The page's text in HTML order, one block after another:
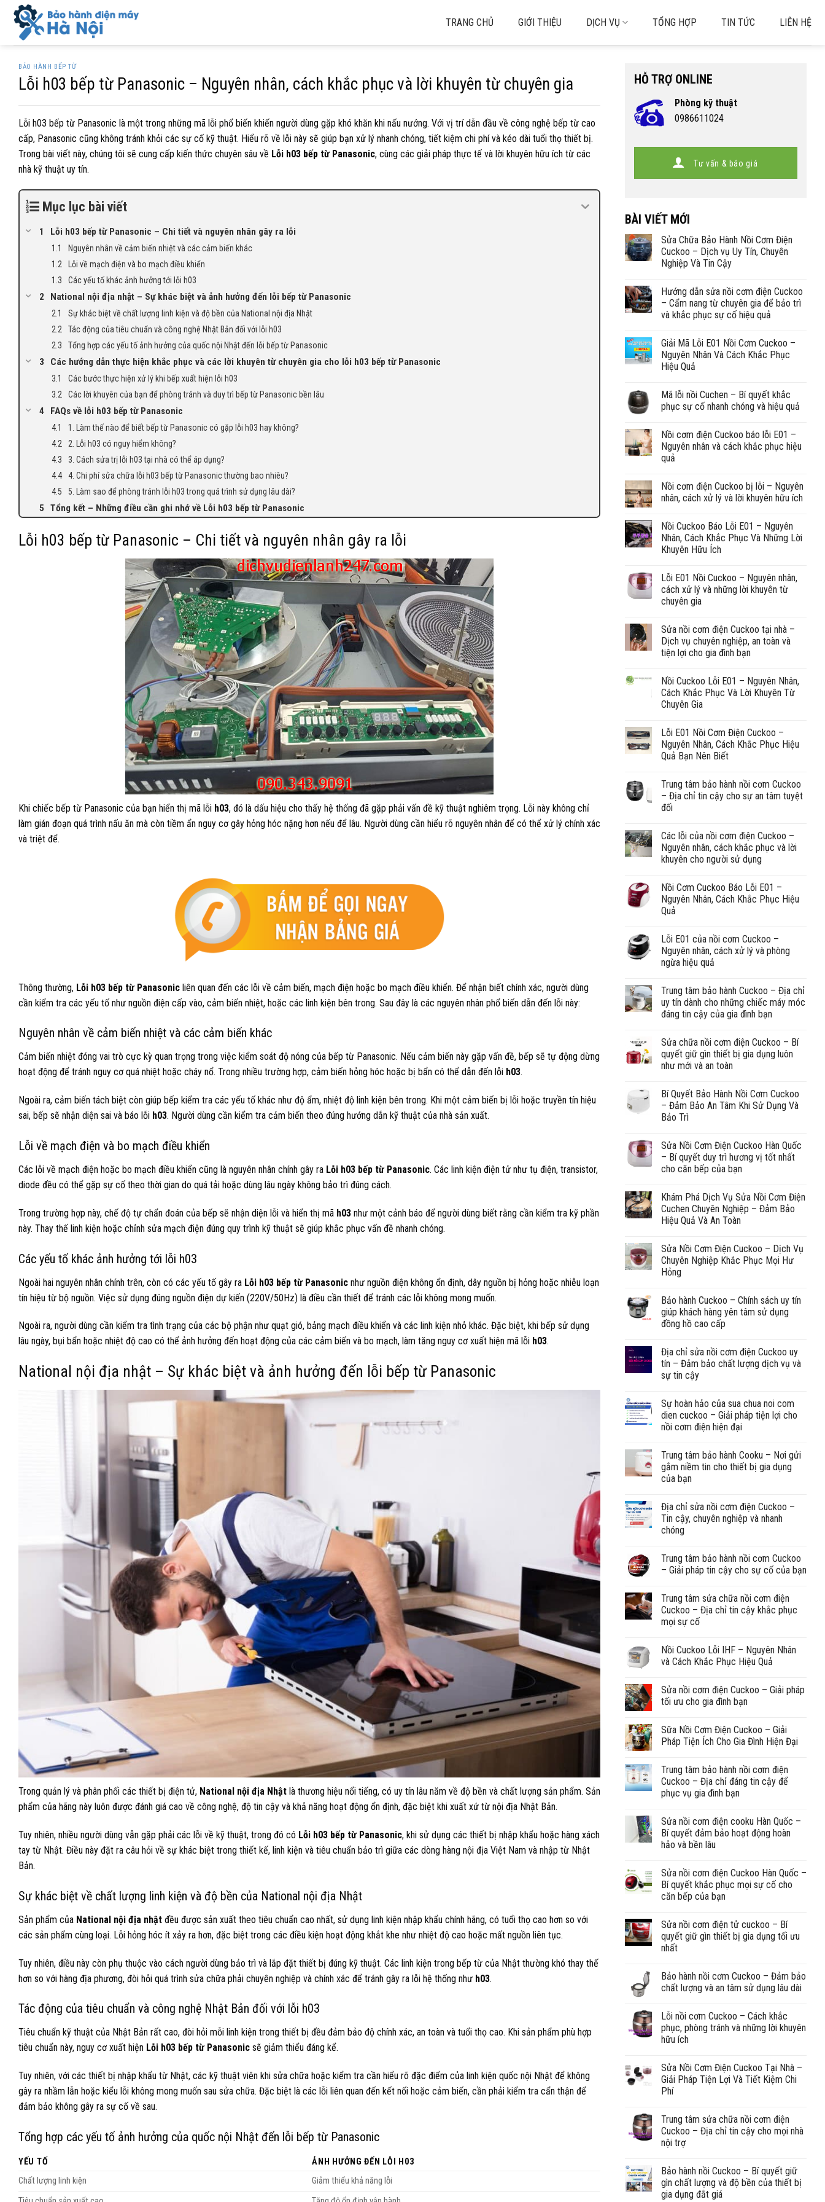
Skip
content
TRANG CHỦ GIỚI THIỆU DỊCH VỤ TỔNG HỢP TIN TỨC LIÊN HỆ
BẢO HÀNH BẾP TỪ
Lỗi h03 bếp từ Panasonic – Nguyên nhân, cách khắc phục và lời khuyên từ chuyên gia
Lỗi h03 bếp từ Panasonic là một trong những mã lỗi phổ biến khiến người dùng gặp khó khăn khi nấu nướng. Với vị trí dẫn đầu về công nghệ bếp từ cao
cấp, Panasonic cũng không tránh khỏi các sự cố kỹ thuật. Hiểu rõ về lỗi này sẽ giúp bạn xử lý nhanh chóng, tiết kiệm chi phí và kéo dài tuổi thọ thiết bị.
Trong bài viết này, chúng tôi sẽ cung cấp kiến thức chuyên sâu về Lỗi h03 bếp từ Panasonic, cùng các giải pháp thực tế và lời khuyên hữu ích từ các
nhà kỹ thuật uy tín.
Mục lục bài viết
Lỗi h03 bếp từ Panasonic – Chi tiết và nguyên nhân gây ra lỗi
Nguyên nhân về cảm biến nhiệt và các cảm biến khác
Lỗi về mạch điện và bo mạch điều khiển
Các yếu tố khác ảnh hưởng tới lỗi h03
National nội địa nhật – Sự khác biệt và ảnh hưởng đến lỗi bếp từ Panasonic
Sự khác biệt về chất lượng linh kiện và độ bền của National nội địa Nhật
Tác động của tiêu chuẩn và công nghệ Nhật Bản đối với lỗi h03
Tổng hợp các yếu tố ảnh hưởng của quốc nội Nhật đến lỗi bếp từ Panasonic
Các hướng dẫn thực hiện khắc phục và các lời khuyên từ chuyên gia cho lỗi h03 bếp từ Panasonic
Các bước thực hiện xử lý khi bếp xuất hiện lỗi h03
Các lời khuyên của bạn để phòng tránh và duy trì bếp từ Panasonic bền lâu
FAQs về lỗi h03 bếp từ Panasonic
1. Làm thế nào để biết bếp từ Panasonic có gặp lỗi h03 hay không?
2. Lỗi h03 có nguy hiểm không?
3. Cách sửa trị lỗi h03 tại nhà có thể áp dụng?
4. Chi phí sửa chữa lỗi h03 bếp từ Panasonic thường bao nhiêu?
5. Làm sao để phòng tránh lỗi h03 trong quá trình sử dụng lâu dài?
Tổng kết – Những điều cần ghi nhớ về Lỗi h03 bếp từ Panasonic
Lỗi h03 bếp từ Panasonic – Chi tiết và nguyên nhân gây ra lỗi
Khi chiếc bếp từ Panasonic của bạn hiển thị mã lỗi h03, đó là dấu hiệu cho thấy hệ thống đã gặp phải vấn đề kỹ thuật nghiêm trọng. Lỗi này không chỉ
làm gián đoạn quá trình nấu ăn mà còn tiềm ẩn nguy cơ gây hỏng hóc nặng hơn nếu để lâu. Người dùng cần hiểu rõ nguyên nhân để có thể xử lý chính xác
và triệt để.
Thông thường, Lỗi h03 bếp từ Panasonic liên quan đến các lỗi về cảm biến, mạch điện hoặc bo mạch điều khiển. Để nhận biết chính xác, người dùng
cần kiểm tra các yếu tố như nguồn điện cấp vào, cảm biến nhiệt, hoặc các linh kiện bên trong. Sau đây là các nguyên nhân phổ biến dẫn đến lỗi này:
Nguyên nhân về cảm biến nhiệt và các cảm biến khác
Cảm biến nhiệt đóng vai trò cực kỳ quan trọng trong việc kiểm soát độ nóng của bếp từ Panasonic. Nếu cảm biến này gặp vấn đề, bếp sẽ tự động dừng
hoạt động để tránh nguy cơ quá nhiệt hoặc cháy nổ. Trong nhiều trường hợp, cảm biến hỏng hóc hoặc bị bẩn có thể dẫn đến lỗi h03.
Ngoài ra, cảm biến tách biệt còn giúp bếp kiểm tra các yếu tố khác như độ ẩm, nhiệt độ linh kiện bên trong. Khi một cảm biến bị lỗi hoặc truyền tín hiệu
sai, bếp sẽ nhận diện sai và báo lỗi h03. Người dùng cần kiểm tra cảm biến theo đúng hướng dẫn kỹ thuật của nhà sản xuất.
Lỗi về mạch điện và bo mạch điều khiển
Các lỗi về mạch điện hoặc bo mạch điều khiển cũng là nguyên nhân chính gây ra Lỗi h03 bếp từ Panasonic. Các linh kiện điện tử như tụ điện, transistor,
diode đều có thể gặp sự cố theo thời gian do quá tải hoặc dùng lâu ngày không bảo trì đúng cách.
Trong trường hợp này, chế độ tự chẩn đoán của bếp sẽ nhận diện lỗi và hiển thị mã h03 như một cảnh báo để người dùng biết rằng cần kiểm tra kỹ phần
này. Thay thế linh kiện hoặc chỉnh sửa mạch điện đúng quy trình kỹ thuật sẽ giúp khắc phục vấn đề nhanh chóng.
Các yếu tố khác ảnh hưởng tới lỗi h03
Ngoài hai nguyên nhân chính trên, còn có các yếu tố gây ra Lỗi h03 bếp từ Panasonic như nguồn điện không ổn định, dây nguồn bị hỏng hoặc nhiễu loạn
tín hiệu từ bộ nguồn. Việc sử dụng đúng nguồn điện dự kiến (220V/50Hz) là điều cần thiết để tránh các lỗi không mong muốn.
Ngoài ra, người dùng cần kiểm tra tình trạng của các bộ phận như quạt gió, bảng mạch điều khiển và các linh kiện nhỏ khác. Đặc biệt, khi bếp sử dụng
lâu ngày, bụi bẩn hoặc nhiệt độ cao có thể ảnh hưởng đến hoạt động của các cảm biến và bo mạch, làm tăng nguy cơ xuất hiện mã lỗi h03.
National nội địa nhật – Sự khác biệt và ảnh hưởng đến lỗi bếp từ Panasonic
Trong quản lý và phân phối các thiết bị điện tử, National nội địa Nhật là thương hiệu nổi tiếng, có uy tín lâu năm về độ bền và chất lượng sản phẩm. Sản
phẩm của hãng này luôn được đánh giá cao về công nghệ, độ tin cậy và khả năng hoạt động ổn định, đặc biệt khi xuất xứ từ nội địa Nhật Bản.
Tuy nhiên, nhiều người dùng vẫn gặp phải các lỗi về kỹ thuật, trong đó có Lỗi h03 bếp từ Panasonic, khi sử dụng các thiết bị nhập khẩu hoặc hàng xách
tay từ Nhật. Điều này đặt ra câu hỏi về sự khác biệt trong thiết kế, linh kiện và tiêu chuẩn bảo trì giữa các dòng hàng nội địa Việt Nam và nhập từ Nhật
Bản.
Sự khác biệt về chất lượng linh kiện và độ bền của National nội địa Nhật
Sản phẩm của National nội địa nhật đều được sản xuất theo tiêu chuẩn cao nhất, sử dụng linh kiện nhập khẩu chính hãng, có tuổi thọ cao hơn so với
các sản phẩm cùng loại. Lỗi hỏng hóc ít xảy ra hơn, đặc biệt trong các điều kiện hoạt động khắt khe như nhiệt độ cao hoặc mất nguồn liên tục.
Tuy nhiên, điều này còn phụ thuộc vào cách người dùng bảo trì và lắp đặt thiết bị đúng kỹ thuật. Các linh kiện trong bếp từ của Nhật thường khó thay thế
hơn so với hàng địa phương, đòi hỏi quá trình sửa chữa phải chuyên nghiệp và chính xác để tránh gây ra lỗi hệ thống như h03.
Tác động của tiêu chuẩn và công nghệ Nhật Bản đối với lỗi h03
Tiêu chuẩn kỹ thuật của Nhật Bản rất cao, đòi hỏi mỗi linh kiện trong thiết bị đều đảm bảo độ chính xác, an toàn và tuổi thọ cao. Khi sản phẩm phù hợp
tiêu chuẩn này, nguy cơ xuất hiện Lỗi h03 bếp từ Panasonic sẽ giảm thiểu đáng kể.
Tuy nhiên, với các thiết bị nhập khẩu từ Nhật, các kỹ thuật viên khi sửa chữa hoặc kiểm tra cần hiểu rõ đặc điểm của linh kiện quốc nội Nhật để không
gây ra nhầm lẫn hoặc kiểu lỗi không mong muốn sau sửa chữa. Đặc biệt là các lỗi liên quan đến kết nối hoặc cảm biến, cần phải kiểm tra cẩn thận để
đảm bảo không gây ra sự cố về sau.
Tổng hợp các yếu tố ảnh hưởng của quốc nội Nhật đến lỗi bếp từ Panasonic
YẾU TỐ ẢNH HƯỞNG ĐẾN LỖI H03
Chất lượng linh kiện
Giảm thiểu khả năng lỗi
HỖ TRỢ ONLINE
Phòng kỹ thuật
0986611024
Tư vấn & báo giá
BÀI VIẾT MỚI
Sửa Chữa Bảo Hành Nồi Cơm Điện
Cuckoo – Dịch vụ Uy Tín, Chuyên
Nghiệp Và Tin Cậy
Hướng dẫn sửa nồi cơm điện Cuckoo
– Cẩm nang từ chuyên gia để bảo trì
và khắc phục sự cố hiệu quả
Giải Mã Lỗi E01 Nồi Cơm Cuckoo –
Nguyên Nhân Và Cách Khắc Phục
Hiệu Quả
Mã lỗi nồi Cuchen – Bí quyết khắc
phục sự cố nhanh chóng và hiệu quả
Nồi cơm điện Cuckoo báo lỗi E01 –
Nguyên nhân và cách khắc phục hiệu
quả
Nồi cơm điện Cuckoo bị lỗi – Nguyên
nhân, cách xử lý và lời khuyên hữu ích
Nồi Cuckoo Báo Lỗi E01 – Nguyên
Nhân, Cách Khắc Phục Và Những Lời
Khuyên Hữu Ích
Lỗi E01 Nồi Cuckoo – Nguyên nhân,
cách xử lý và những lời khuyên từ
chuyên gia
Sửa nồi cơm điện Cuckoo tại nhà –
Dịch vụ chuyên nghiệp, an toàn và
tiện lợi cho gia đình bạn
Nồi Cuckoo Lỗi E01 – Nguyên Nhân,
Cách Khắc Phục Và Lời Khuyên Từ
Chuyên Gia
Lỗi E01 Nồi Cơm Điện Cuckoo –
Nguyên Nhân, Cách Khắc Phục Hiệu
Quả Bạn Nên Biết
Trung tâm bảo hành nồi cơm Cuckoo
– Địa chỉ tin cậy cho sự an tâm tuyệt
đối
Các lỗi của nồi cơm điện Cuckoo –
Nguyên nhân, cách khắc phục và lời
khuyên cho người sử dụng
Nồi Cơm Cuckoo Báo Lỗi E01 –
Nguyên Nhân, Cách Khắc Phục Hiệu
Quả
Lỗi E01 của nồi cơm Cuckoo –
Nguyên nhân, cách xử lý và phòng
ngừa hiệu quả
Trung tâm bảo hành Cuckoo – Địa chỉ
uy tín dành cho những chiếc máy móc
đáng tin cậy của gia đình bạn
Sửa chữa nồi cơm điện Cuckoo – Bí
quyết giữ gìn thiết bị gia dụng luôn
như mới và an toàn
Bí Quyết Bảo Hành Nồi Cơm Cuckoo
– Đảm Bảo An Tâm Khi Sử Dụng Và
Bảo Trì
Sửa Nồi Cơm Điện Cuckoo Hàn Quốc
– Bí quyết duy trì hương vị tốt nhất
cho căn bếp của bạn
Khám Phá Dịch Vụ Sửa Nồi Cơm Điện
Cuchen Chuyên Nghiệp – Đảm Bảo
Hiệu Quả Và An Toàn
Sửa Nồi Cơm Điện Cuckoo – Dịch Vụ
Chuyên Nghiệp Khắc Phục Mọi Hư
Hỏng
Bảo hành Cuckoo – Chính sách uy tín
giúp khách hàng yên tâm sử dụng
đồng hồ cao cấp
Địa chỉ sửa nồi cơm điện Cuckoo uy
tín – Đảm bảo chất lượng dịch vụ và
sự tin cậy
Sự hoàn hảo của sua chua noi com
dien cuckoo – Giải pháp tiện lợi cho
nồi cơm điện hiện đại
Trung tâm bảo hành Cooku – Nơi gửi
gắm niềm tin cho thiết bị gia dụng
của bạn
Địa chỉ sửa nồi cơm điện Cuckoo –
Tin cậy, chuyên nghiệp và nhanh
chóng
Trung tâm bảo hành nồi cơm Cuckoo
– Giải pháp tin cậy cho sự cố của bạn
Trung tâm sửa chữa nồi cơm điện
Cuckoo – Địa chỉ tin cậy khắc phục
mọi sự cố
Nồi Cuckoo Lỗi IHF – Nguyên Nhân
và Cách Khắc Phục Hiệu Quả
Sửa nồi cơm điện Cuckoo – Giải pháp
tối ưu cho gia đình bạn
Sữa Nồi Cơm Điện Cuckoo – Giải
Pháp Tiện Ích Cho Gia Đình Hiện Đại
Trung tâm bảo hành nồi cơm điện
Cuckoo – Địa chỉ đáng tin cậy để
phục vụ gia đình bạn
Sửa nồi cơm điện cooku Hàn Quốc –
Bí quyết đảm bảo hoạt động hoàn
hảo và bền lâu
Sửa nồi cơm điện Cuckoo Hàn Quốc –
Bí quyết khắc phục mọi sự cố cho
căn bếp của bạn
Sửa nồi cơm điện tử cuckoo – Bí
quyết giữ gìn thiết bị gia dụng tối ưu
nhất
Bảo hành nồi cơm Cuckoo – Đảm bảo
chất lượng và an tâm sử dụng lâu dài
Lỗi nồi cơm Cuckoo – Cách khắc
phục, phòng tránh và những lời khuyên
hữu ích
Sửa Nồi Cơm Điện Cuckoo Tại Nhà –
Giải Pháp Tiện Lợi Và Tiết Kiệm Chi
Phí
Trung tâm sửa chữa nồi cơm điện
Cuckoo – Địa chỉ tin cậy cho mọi nhà
nội trợ
Bảo hành nồi Cuckoo – Bí quyết giữ
gìn chất lượng và độ bền của thiết bị
gia dụng đắt giá